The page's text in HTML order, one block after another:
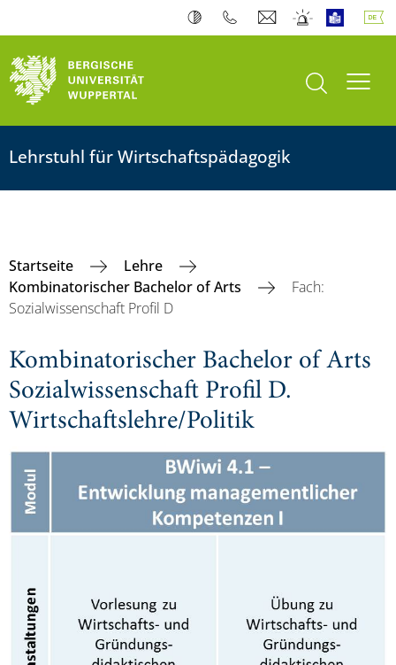
Suche öffnen
Lehrstuhl für Wirtschaftspädagogik
Startseite
Lehre
Kombinatorischer Bachelor of Arts
Fach:
Sozialwissenschaft Profil D
Kombinatorischer Bachelor of Arts
Sozialwissenschaft Profil D.
Wirtschaftslehre/Politik